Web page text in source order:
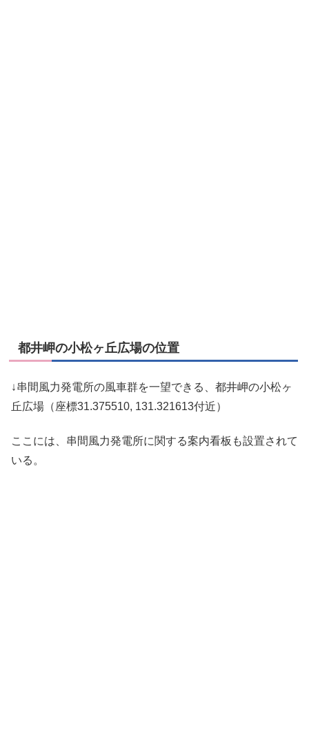
都井岬の小松ヶ丘広場の位置
↓串間風力発電所の風車群を一望できる、都井岬の小松ヶ
丘広場（座標31.375510, 131.321613付近）
ここには、串間風力発電所に関する案内看板も設置されて
いる。